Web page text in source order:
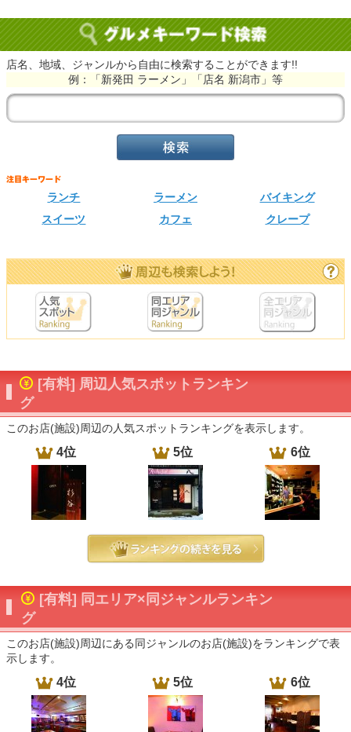
店名、地域、ジャンルから自由に検索することができます!!
例：「新発田 ラーメン」「店名 新潟市」等
ランチ ラーメン
バイキング
スイーツ
カフェ クレープ
[有料] 周辺人気スポットランキン
グ
このお店(施設)周辺の人気スポットランキングを表示します。
4位 5位 6位
[有料] 同エリア×同ジャンルランキン
グ
このお店(施設)周辺にある同ジャンルのお店(施設)をランキングで表
示します。
4位 5位 6位